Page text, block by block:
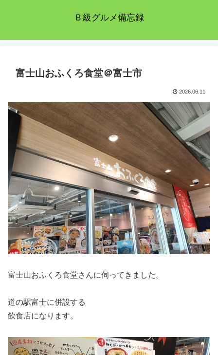
Ｂ級グルメ備忘録
富士山おふくろ食堂＠富士市
2026.06.11
富士山おふくろ食堂さんに伺ってきました。
道の駅富士に併設する
飲食店になります。